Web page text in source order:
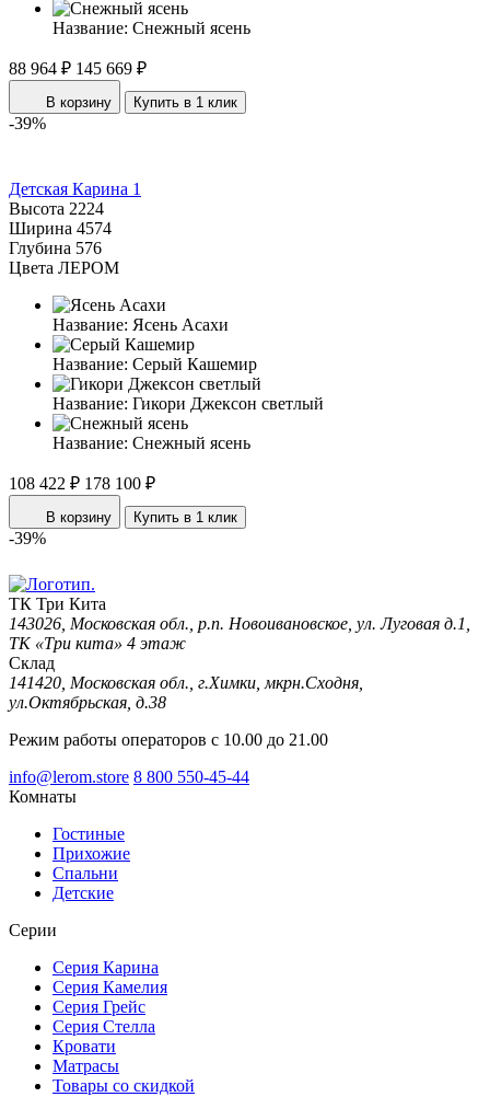
Название: Снежный ясень
88 964 ₽ 145 669 ₽
В корзину Купить в 1 клик
-39%
Детская Карина 1
Высота 2224
Ширина 4574
Глубина 576
Цвета ЛЕРОМ
Название: Ясень Асахи
Название: Серый Кашемир
Название: Гикори Джексон светлый
Название: Снежный ясень
108 422 ₽ 178 100 ₽
В корзину Купить в 1 клик
-39%
ТК Три Кита
143026, Московская обл., р.п. Новоивановское, ул. Луговая д.1,
ТК «Три кита» 4 этаж
Склад
141420, Московская обл., г.Химки, мкрн.Сходня,
ул.Октябрьская, д.38
Режим работы операторов с 10.00 до 21.00
info@lerom.store 8 800 550-45-44
Комнаты
Гостиные
Прихожие
Спальни
Детские
Серии
Серия Карина
Серия Камелия
Серия Грейс
Серия Стелла
Кровати
Матрасы
Товары со скидкой